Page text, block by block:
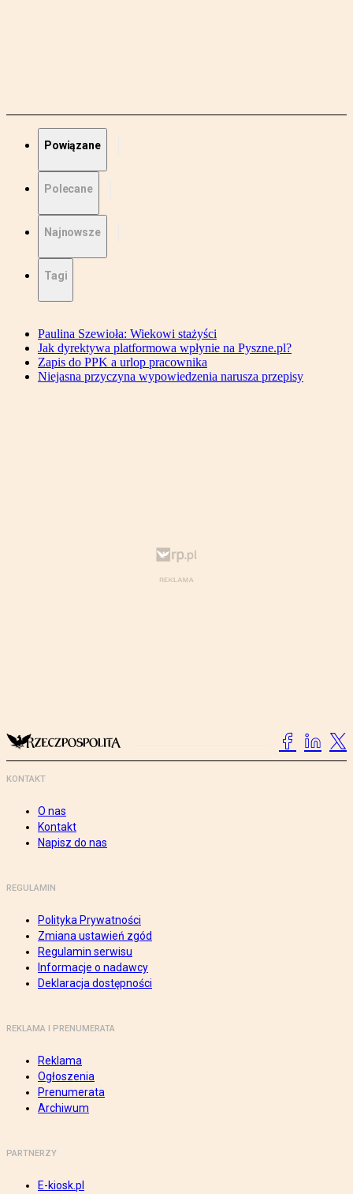
Powiązane
Polecane
Najnowsze
Tagi
Paulina Szewioła: Wiekowi stażyści
Jak dyrektywa platformowa wpłynie na Pyszne.pl?
Zapis do PPK a urlop pracownika
Niejasna przyczyna wypowiedzenia narusza przepisy
KONTAKT
O nas
Kontakt
Napisz do nas
REGULAMIN
Polityka Prywatności
Zmiana ustawień zgód
Regulamin serwisu
Informacje o nadawcy
Deklaracja dostępności
REKLAMA I PRENUMERATA
Reklama
Ogłoszenia
Prenumerata
Archiwum
PARTNERZY
E-kiosk.pl